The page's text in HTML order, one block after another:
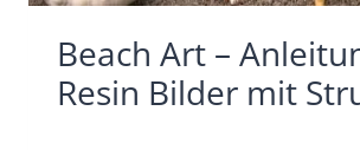
Beach Art –
Resin Bilder mit